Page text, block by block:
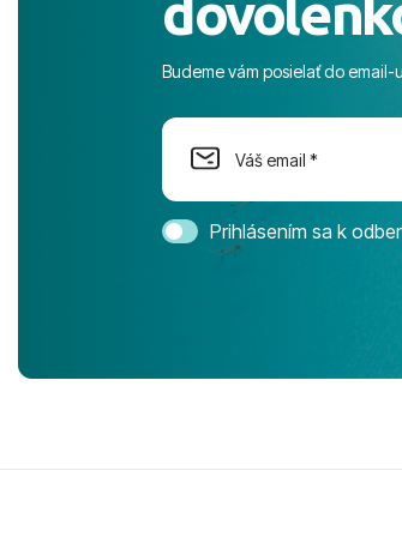
Budeme vám posielať do
Prihlásením sa k